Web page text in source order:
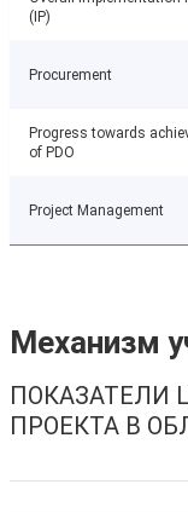
(IP)
Procurement
Progress towards
of PDO
Project Management
Механизм
ПОКАЗАТЕЛИ
ПРОЕКТА В